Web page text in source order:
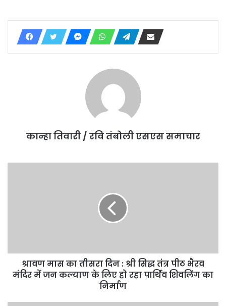
कान्हा तिवारी / रवि तंबोली एसएस समाचार
श्रावण मास का तीसरा दिन : श्री सिद्ध तंत्र पीठ भैरव
मंदिर में जन कल्याण के लिए हो रहा पार्थिव शिवलिंग का
निर्माण